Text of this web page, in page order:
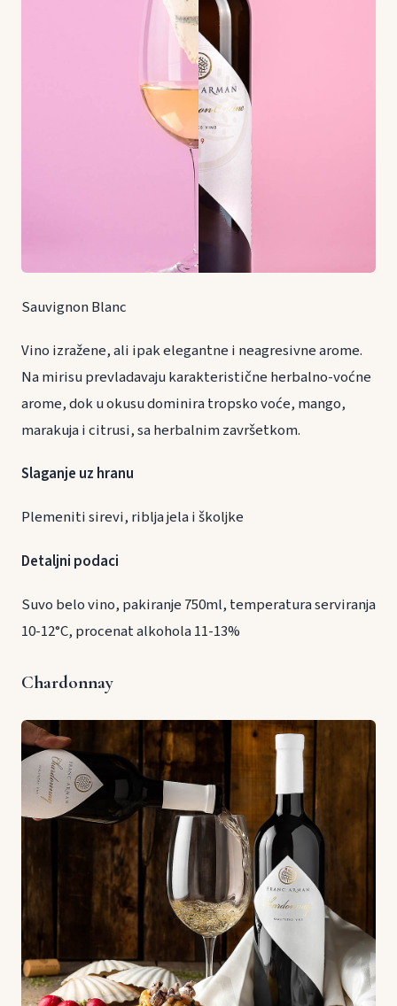
Sauvignon Blanc
Vino izražene, ali ipak elegantne i neagresivne arome.
Na mirisu prevladavaju karakteristične herbalno-voćne
arome, dok u okusu dominira tropsko voće, mango,
marakuja i citrusi, sa herbalnim završetkom.
Slaganje uz hranu
Plemeniti sirevi, riblja jela i školjke
Detaljni podaci
Suvo belo vino, pakiranje 750ml, temperatura serviranja
10-12°C, procenat alkohola 11-13%
Chardonnay